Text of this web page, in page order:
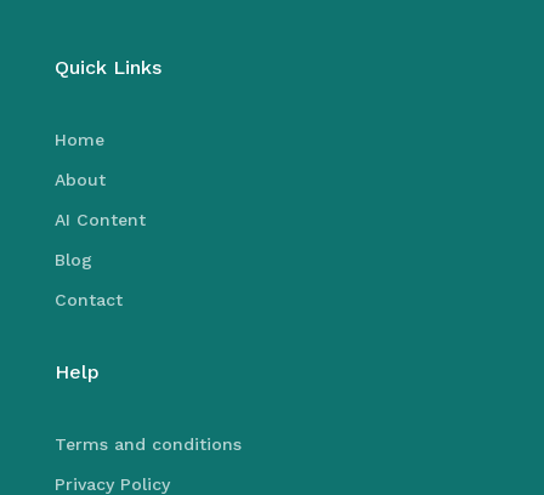
Quick Links
Home
About
AI Content
Blog
Contact
Help
Terms and conditions
Privacy Policy